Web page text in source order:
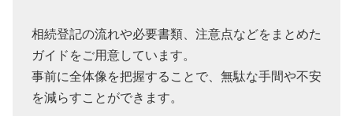
相続登記の流れや必要書類、注意点などをまとめた
ガイドをご用意しています。
事前に全体像を把握することで、無駄な手間や不安
を減らすことができます。